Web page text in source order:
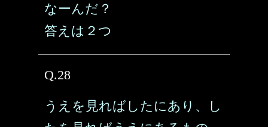
なーんだ？
答えは２つ
Q.28
うえを見ればしたにあり、し